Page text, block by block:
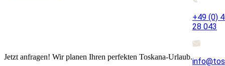
Jetzt anfragen! Wir planen Ihren perfekten Toskana-Urlaub.
+49 (0)
28 043